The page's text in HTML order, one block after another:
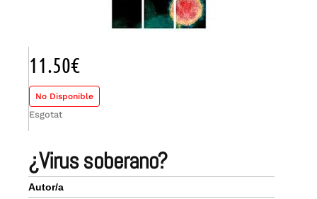
¿virus soberano?
Autor/a
11.50€
No Disponible
Esgotat